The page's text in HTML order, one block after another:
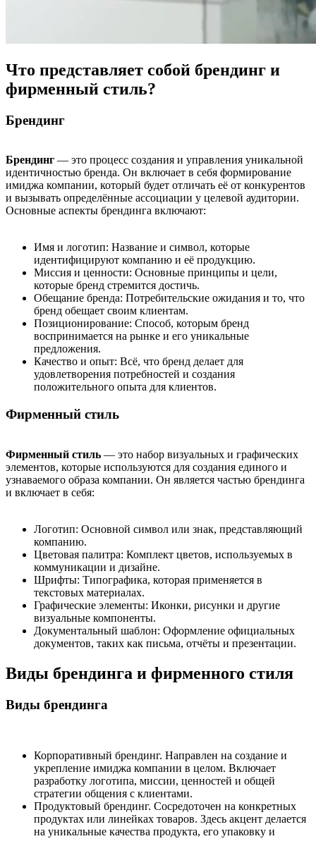
Что представляет собой брендинг и
фирменный стиль?
Брендинг
Брендинг — это процесс создания и управления уникальной
идентичностью бренда. Он включает в себя формирование
имиджа компании, который будет отличать её от конкурентов
и вызывать определённые ассоциации у целевой аудитории.
Основные аспекты брендинга включают:
Имя и логотип: Название и символ, которые
идентифицируют компанию и её продукцию.
Миссия и ценности: Основные принципы и цели,
которые бренд стремится достичь.
Обещание бренда: Потребительские ожидания и то, что
бренд обещает своим клиентам.
Позиционирование: Способ, которым бренд
воспринимается на рынке и его уникальные
предложения.
Качество и опыт: Всё, что бренд делает для
удовлетворения потребностей и создания
положительного опыта для клиентов.
Фирменный стиль
Фирменный стиль — это набор визуальных и графических
элементов, которые используются для создания единого и
узнаваемого образа компании. Он является частью брендинга
и включает в себя:
Логотип: Основной символ или знак, представляющий
компанию.
Цветовая палитра: Комплект цветов, используемых в
коммуникации и дизайне.
Шрифты: Типографика, которая применяется в
текстовых материалах.
Графические элементы: Иконки, рисунки и другие
визуальные компоненты.
Документальный шаблон: Оформление официальных
документов, таких как письма, отчёты и презентации.
Виды брендинга и фирменного стиля
Виды брендинга
Корпоративный брендинг. Направлен на создание и
укрепление имиджа компании в целом. Включает
разработку логотипа, миссии, ценностей и общей
стратегии общения с клиентами.
Продуктовый брендинг. Сосредоточен на конкретных
продуктах или линейках товаров. Здесь акцент делается
на уникальные качества продукта, его упаковку и